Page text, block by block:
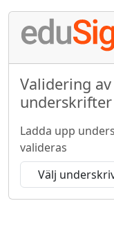
Validering
underskrifter
Ladda upp
valideras